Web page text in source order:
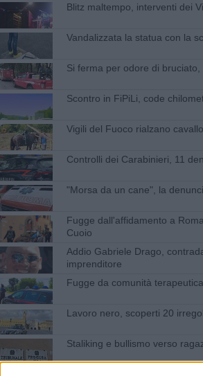
Blitz maltempo, interventi dei
Vandalizzata la statua con la
Si ferma per odore di
Scontro in FiPiLi, code
Vigili del Fuoco rialzano
Controlli dei Carabinieri, 11
"Morsa da un cane", la
Fugge dall'affidamento a
Cuoio
Addio Gabriele Drago,
imprenditore
Fugge da comunità
Lavoro nero, scoperti 20
Staliking e bullismo verso